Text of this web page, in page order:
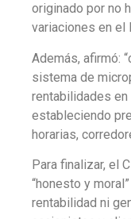
originado por no
variaciones en el
Además, afirmó:
sistema de
rentabilidades en
estableciendo
horarias,
Para finalizar, el
“honesto y
rentabilidad ni